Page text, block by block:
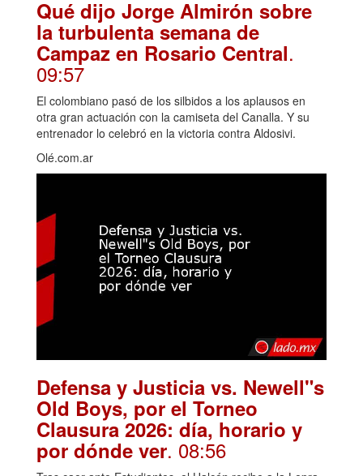
Qué dijo Jorge Almirón sobre
la turbulenta semana de
Campaz en Rosario Central.
09:57
El colombiano pasó de los silbidos a los aplausos en
otra gran actuación con la camiseta del Canalla. Y su
entrenador lo celebró en la victoria contra Aldosivi.
Olé.com.ar
Defensa y Justicia vs. Newell"s
Old Boys, por el Torneo
Clausura 2026: día, horario y
por dónde ver. 08:56